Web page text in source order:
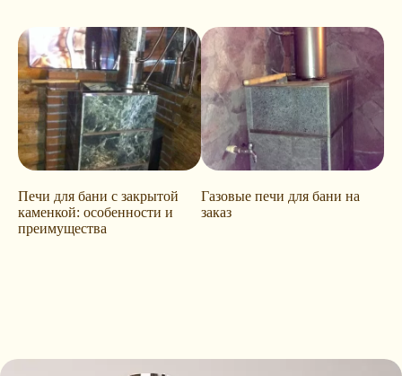
Печи для бани с закрытой
каменкой: особенности и
преимущества
Газовые печи для бани на
заказ